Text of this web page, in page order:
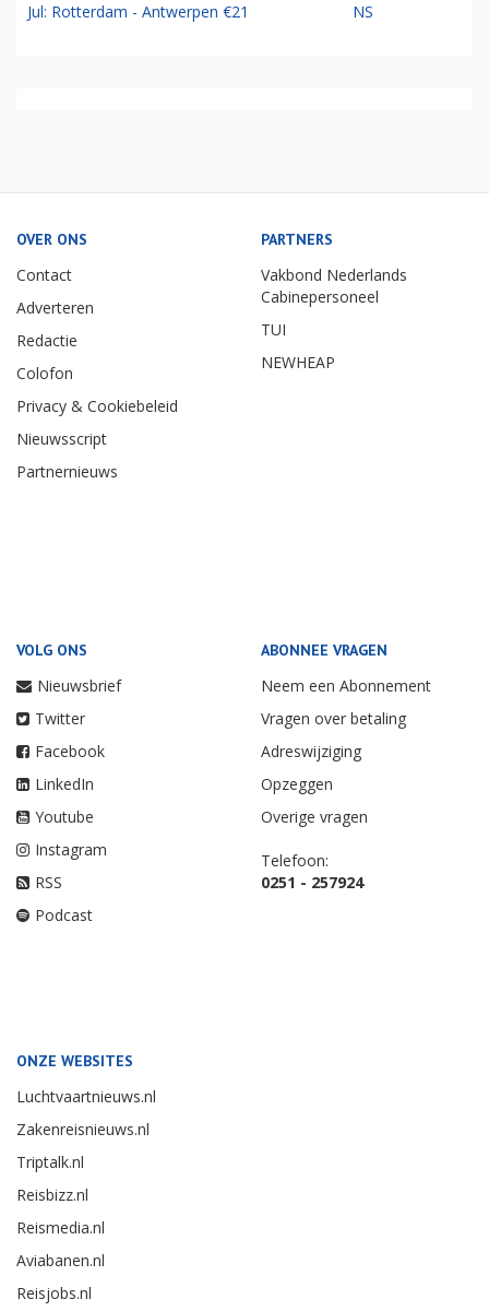
Jul: Rotterdam - Antwerpen €21 NS
OVER ONS
Contact
Adverteren
Redactie
Colofon
Privacy & Cookiebeleid
Nieuwsscript
Partnernieuws
PARTNERS
Vakbond Nederlands
Cabinepersoneel
TUI
NEWHEAP
VOLG ONS
Nieuwsbrief
Twitter
Facebook
LinkedIn
Youtube
Instagram
RSS
Podcast
ABONNEE VRAGEN
Neem een Abonnement
Vragen over betaling
Adreswijziging
Opzeggen
Overige vragen
Telefoon:
0251 - 257924
ONZE WEBSITES
Luchtvaartnieuws.nl
Zakenreisnieuws.nl
Triptalk.nl
Reisbizz.nl
Reismedia.nl
Aviabanen.nl
Reisjobs.nl